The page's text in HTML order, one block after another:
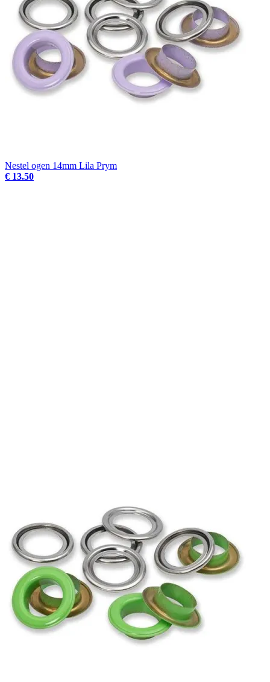
Nestel ogen 14mm Lila Prym
€ 13.50